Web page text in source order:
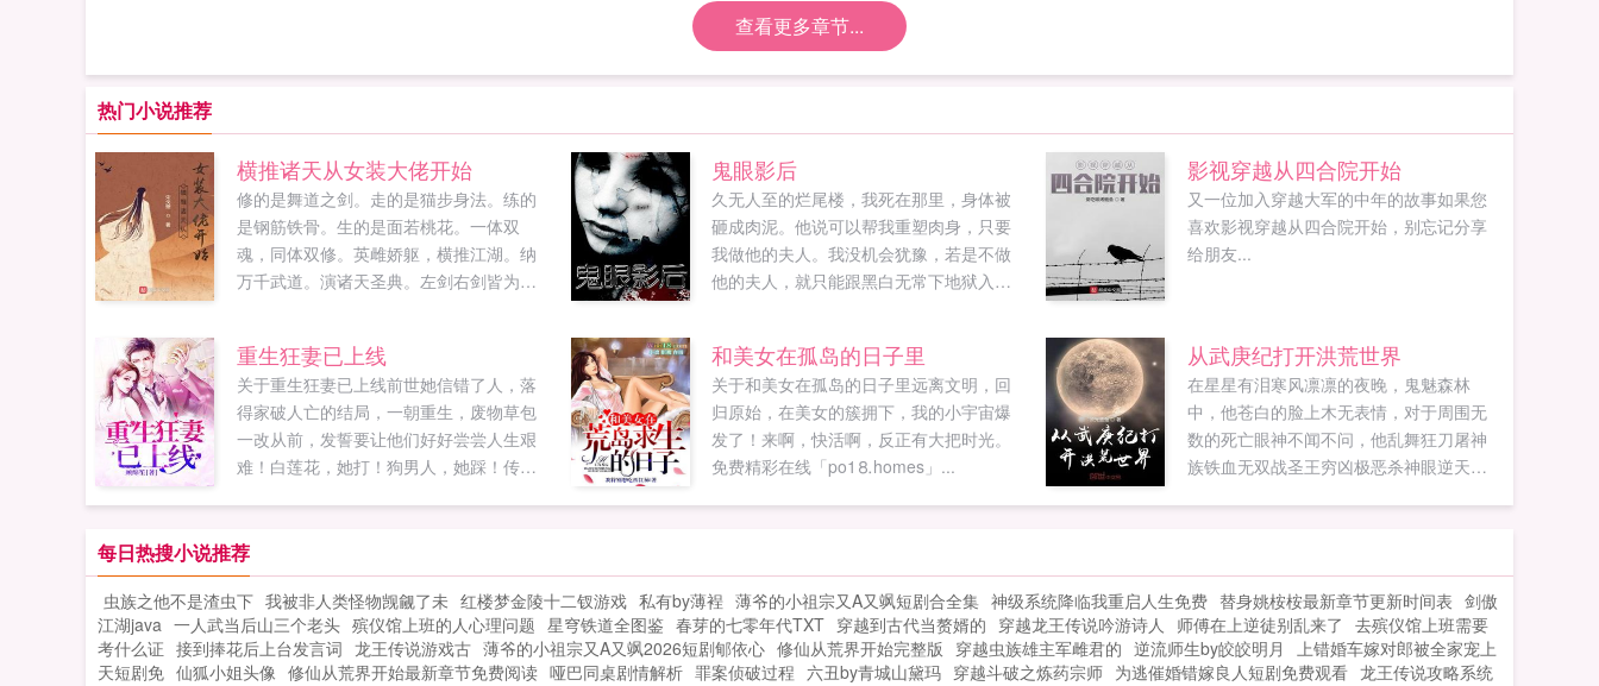
查看更多章节...
热门小说推荐
横推诸天从女装大佬开始
修的是舞道之剑。走的是猫步身法。练的
是钢筋铁骨。生的是面若桃花。一体双
魂，同体双修。英雌娇躯，横推江湖。纳
万千武道。演诸天圣典。左剑右剑皆为我
天从女装大佬开始，别忘记分享给朋友...
鬼眼影后
久无人至的烂尾楼，我死在那里，身体被
砸成肉泥。他说可以帮我重塑肉身，只要
我做他的夫人。我没机会犹豫，若是不做
他的夫人，就只能跟黑白无常下地狱入轮
影视穿越从四合院开始
又一位加入穿越大军的中年的故事如果您
喜欢影视穿越从四合院开始，别忘记分享
给朋友...
重生狂妻已上线
关于重生狂妻已上线前世她信错了人，落
得家破人亡的结局，一朝重生，废物草包
一改从前，发誓要让他们好好尝尝人生艰
难！白莲花，她打！狗男人，她踩！传闻
和美女在孤岛的日子里
关于和美女在孤岛的日子里远离文明，回
归原始，在美女的簇拥下，我的小宇宙爆
发了！来啊，快活啊，反正有大把时光。
免费精彩在线「po1⒏homes」...
从武庚纪打开洪荒世界
在星星有泪寒风凛凛的夜晚，鬼魅森林
中，他苍白的脸上木无表情，对于周围无
数的死亡眼神不闻不问，他乱舞狂刀屠神
族铁血无双战圣王穷凶极恶杀神眼逆天而
世界。欢迎加入藍螢流光，QQ群号码
1032945195如果您喜欢从武庚纪打开洪荒
世界，别忘记分享给朋友...
每日热搜小说推荐
虫族之他不是渣虫下 我被非人类怪物觊觎了未 红楼梦金陵十二钗游戏 私有by薄裎 薄爷的小祖宗又A又飒短剧合全集 神级系统降临我重启人生免费 替身姚桉桉最新章节更新时间表 剑傲
江湖java 一人武当后山三个老头 殡仪馆上班的人心理问题 星穹铁道全图鉴 春芽的七零年代TXT 穿越到古代当赘婿的 穿越龙王传说吟游诗人 师傅在上逆徒别乱来了 去殡仪馆上班需要
考什么证 接到捧花后上台发言词 龙王传说游戏古 薄爷的小祖宗又A又飒2026短剧郇依心 修仙从荒界开始完整版 穿越虫族雄主军雌君的 逆流师生by皎皎明月
上错婚车嫁对郎被全家宠上
天短剧免 仙狐小姐头像 修仙从荒界开始最新章节免费阅读 哑巴同桌剧情解析 罪案侦破过程 六丑by青城山黛玛 穿越斗破之炼药宗师 为逃催婚错嫁良人短剧免费观看 龙王传说攻略系统